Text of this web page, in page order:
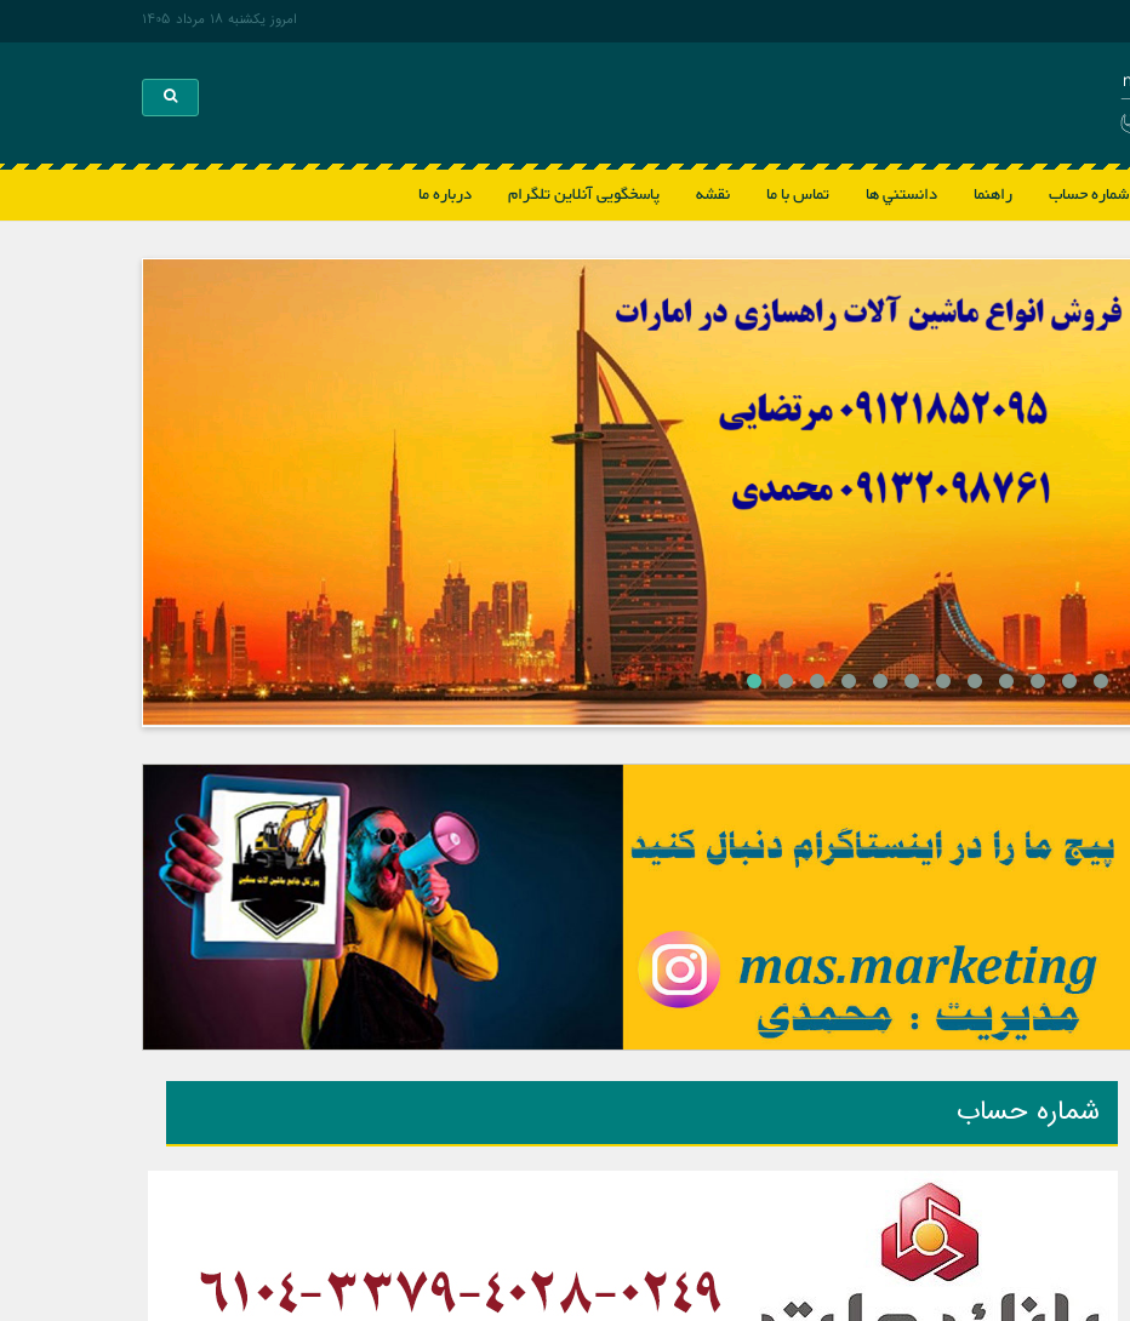
امروز يكشنبه 18 مرداد 1405
Toggle search
درباره ما پاسخگویی آنلاین تلگرام نقشه تماس با ما دانستني ها راهنما شماره حساب
شماره حساب